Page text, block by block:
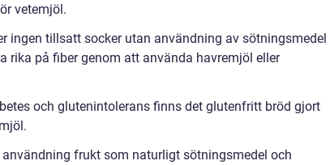
vetemjöl.
ingen tillsatt socker utan användning av sötningsmedel
rika på fiber genom att använda havremjöl eller
och glutenintolerans finns det glutenfritt bröd gjort
frukt som naturligt sötningsmedel och